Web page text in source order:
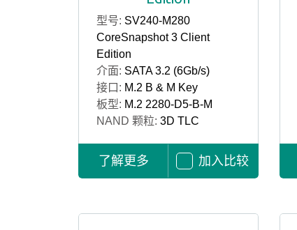
型号: SV240-M280
CoreSnapshot 3 Client
Edition
介面: SATA 3.2 (6Gb/s)
接口: M.2 B & M Key
板型: M.2 2280-D5-B-M
NAND 颗粒: 3D TLC
了解更多 加入比较